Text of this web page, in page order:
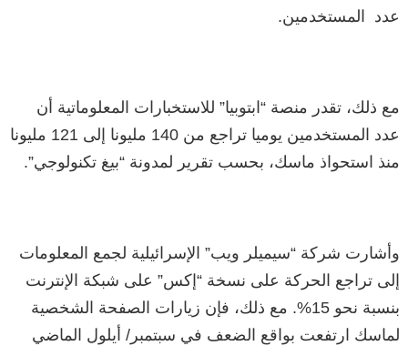
عدد المستخدمين.
مع ذلك، تقدر منصة “ابتوبيا” للاستخبارات المعلوماتية أن
عدد المستخدمين يوميا تراجع من 140 مليونا إلى 121 مليونا
منذ استحواذ ماسك، بحسب تقرير لمدونة “بيغ تكنولوجي”.
وأشارت شركة “سيميلر ويب” الإسرائيلية لجمع المعلومات
إلى تراجع الحركة على نسخة “إكس” على شبكة الإنترنت
بنسبة نحو 15%. مع ذلك، فإن زيارات الصفحة الشخصية
لماسك ارتفعت بواقع الضعف في سبتمبر/ أيلول الماضي